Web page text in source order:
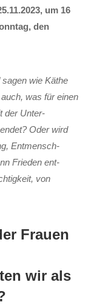
um 16
den
wie Käthe
was für einen
der Unter­
Oder wird
Ent­mensch­
Frieden ent­
von
Frauen
wir als